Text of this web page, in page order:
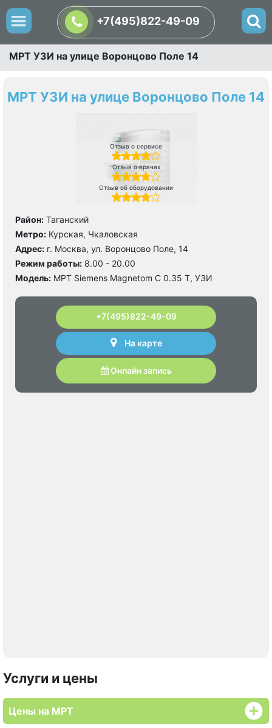
+7(495)822-49-09
МРТ УЗИ на улице Воронцово Поле 14
МРТ УЗИ на улице Воронцово Поле 14
Отзыв о сервисе
Отзыв о врачах
Отзыв об оборудовании
Район: Таганский
Метро: Курская, Чкаловская
Адрес: г. Москва, ул. Воронцово Поле, 14
Режим работы: 8.00 - 20.00
Модель: МРТ Siemens Magnetom C 0.35 Т, УЗИ
+7(495)822-49-09
На карте
Онлайн запись
Услуги и цены
Цены на МРТ